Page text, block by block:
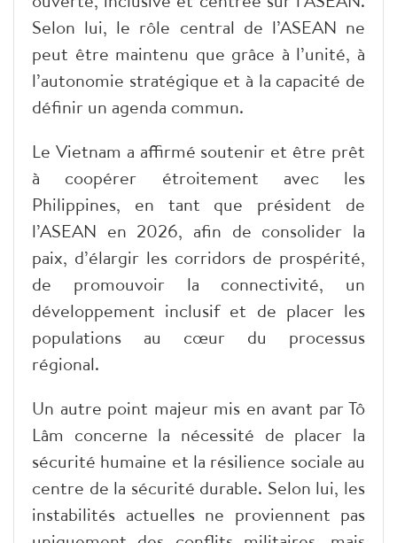
Selon lui, le rôle central de l’ASEAN ne
peut être maintenu que grâce à l’unité, à
l’autonomie stratégique et à la capacité de
définir un agenda commun.
Le Vietnam a affirmé soutenir et être prêt
à coopérer étroitement avec les
Philippines, en tant que président de
l’ASEAN en 2026, afin de consolider la
paix, d’élargir les corridors de prospérité,
de promouvoir la connectivité, un
développement inclusif et de placer les
populations au cœur du processus
régional.
Un autre point majeur mis en avant par Tô
Lâm concerne la nécessité de placer la
sécurité humaine et la résilience sociale au
centre de la sécurité durable. Selon lui, les
instabilités actuelles ne proviennent pas